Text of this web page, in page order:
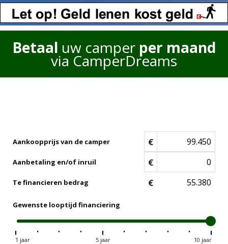
Betaal uw camper per maand
via CamperDreams
Aankoopprijs van de camper €
Aanbetaling en/of inruil €
Te financieren bedrag €
Gewenste looptijd financiering
1 jaar 5 jaar 10 jaar